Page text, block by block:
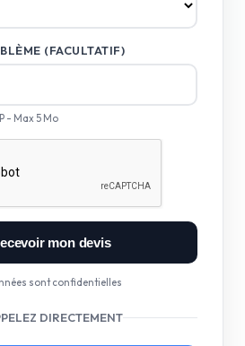
(FACULTATIF)
- Max 5 Mo
mon devis
sont confidentielles
DIRECTEMENT